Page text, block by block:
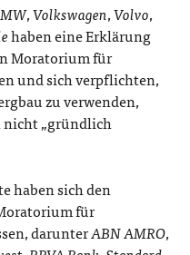
,Volkswagen,Volvo,
haben eine Erklärung
Moratorium für
und sich verpflichten,
zu verwenden,
nicht „gründlich
haben sich den
für
darunterABN AMRO,